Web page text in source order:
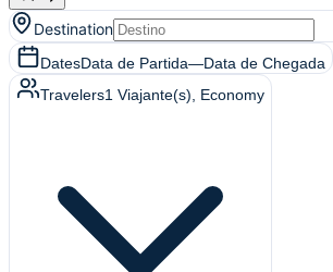
Destination
DatesData de Partida—Data de Chegada
Travelers1 Viajante(s) , Economy